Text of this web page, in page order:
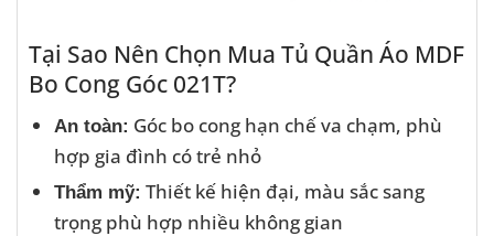
Tại Sao Nên Chọn Mua Tủ Quần Áo MDF
Bo Cong Góc 021T?
An toàn: Góc bo cong hạn chế va chạm, phù
hợp gia đình có trẻ nhỏ
Thẩm mỹ: Thiết kế hiện đại, màu sắc sang
trọng phù hợp nhiều không gian